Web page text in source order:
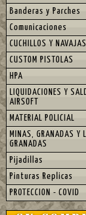
Banderas y Parches
Comunicaciones
CUCHILLOS Y NAVAJAS
CUSTOM PISTOLAS
HPA
LIQUIDACIONES Y
AIRSOFT
MATERIAL POLICIAL
MINAS, GRANADAS Y
GRANADAS
Pijadillas
Pinturas Replicas
PROTECCION - COVID